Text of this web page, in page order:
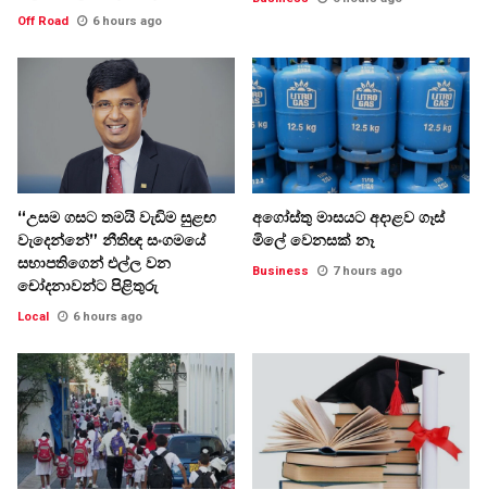
Off Road 6 hours ago
“උසම ගසට තමයි වැඩිම සුළඟ
වැදෙන්නේ” නීතිඥ සංගමයේ
සභාපතිගෙන් එල්ල වන
චෝදනාවන්ට පිළිතුරු
Local 6 hours ago
අගෝස්තු මාසයට අදාළව ගෑස්
මිලේ වෙනසක් නෑ
Business 7 hours ago